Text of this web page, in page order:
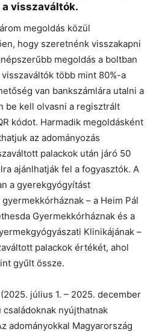
visszaváltók.
megoldás közül
hogy szeretnénk visszakapni
megoldás a boltban
több mint 80%-a
van bankszámlára utalni a
be kell olvasni a regisztrált
kódot. Harmadik megoldásként
az adományozás
palackok után járó 50
ajánlhatják fel a fogyasztók. A
a gyerekgyógyítást
– a Heim Pál
Gyermekkórháznak és a
Klinikájának –
palackok értékét, ahol
gyűlt össze.
július 1. – 2025. december
családoknak nyújthatnak
adományokkal Magyarország
Mr wAIste